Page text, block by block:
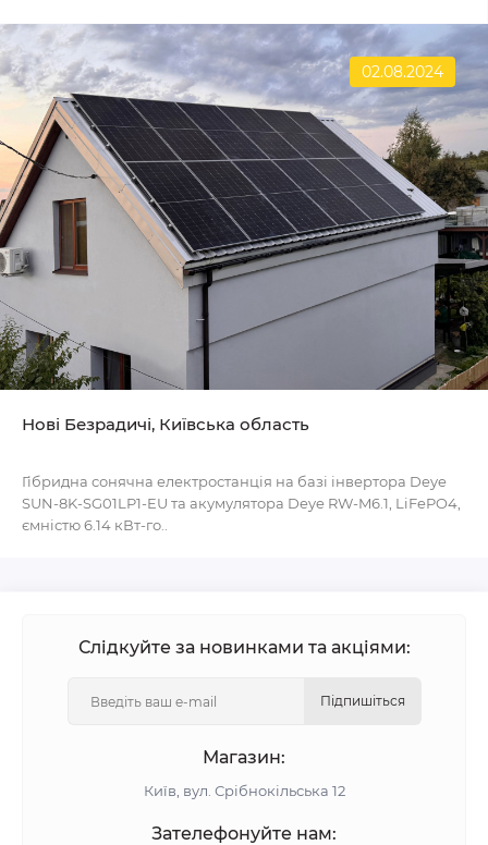
02.08.2024
Нові Безрадичі, Київська область
Гібридна сонячна електростанція на базі інвертора Deye
SUN-8K-SG01LP1-EU та акумулятора Deye RW-M6.1, LiFePO4,
ємністю 6.14 кВт-го..
Слідкуйте за новинками та акціями:
Підпишіться
Магазин:
Київ, вул. Срібнокільська 12
Зателефонуйте нам: